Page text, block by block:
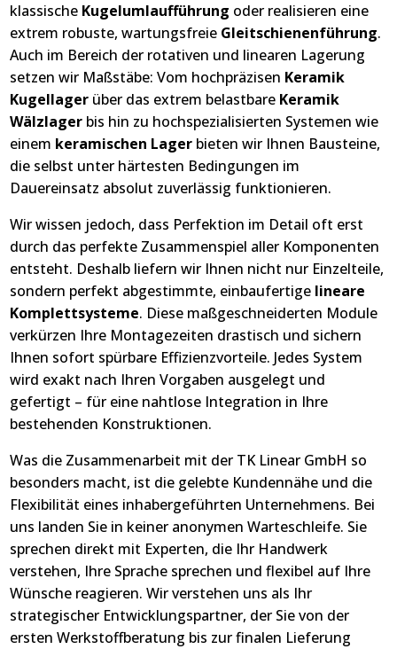
klassische Kugelumlaufführung oder realisieren eine
extrem robuste, wartungsfreie Gleitschienenführung.
Auch im Bereich der rotativen und linearen Lagerung
setzen wir Maßstäbe: Vom hochpräzisen Keramik
Kugellager über das extrem belastbare Keramik
Wälzlager bis hin zu hochspezialisierten Systemen wie
einem keramischen Lager bieten wir Ihnen Bausteine,
die selbst unter härtesten Bedingungen im
Dauereinsatz absolut zuverlässig funktionieren.
Wir wissen jedoch, dass Perfektion im Detail oft erst
durch das perfekte Zusammenspiel aller Komponenten
entsteht. Deshalb liefern wir Ihnen nicht nur Einzelteile,
sondern perfekt abgestimmte, einbaufertige lineare
Komplettsysteme. Diese maßgeschneiderten Module
verkürzen Ihre Montagezeiten drastisch und sichern
Ihnen sofort spürbare Effizienzvorteile. Jedes System
wird exakt nach Ihren Vorgaben ausgelegt und
gefertigt – für eine nahtlose Integration in Ihre
bestehenden Konstruktionen.
Was die Zusammenarbeit mit der TK Linear GmbH so
besonders macht, ist die gelebte Kundennähe und die
Flexibilität eines inhabergeführten Unternehmens. Bei
uns landen Sie in keiner anonymen Warteschleife. Sie
sprechen direkt mit Experten, die Ihr Handwerk
verstehen, Ihre Sprache sprechen und flexibel auf Ihre
Wünsche reagieren. Wir verstehen uns als Ihr
strategischer Entwicklungspartner, der Sie von der
ersten Werkstoffberatung bis zur finalen Lieferung